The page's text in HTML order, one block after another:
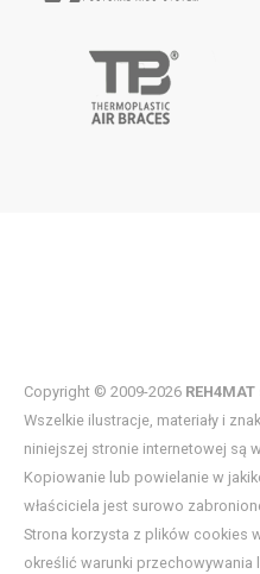
Copyright © 2009-2026
Wszelkie ilustracje, materiały i
niniejszej stronie internetowej są
Kopiowanie lub powielanie w
właściciela jest surowo
Strona korzysta z plików cookies
określić warunki